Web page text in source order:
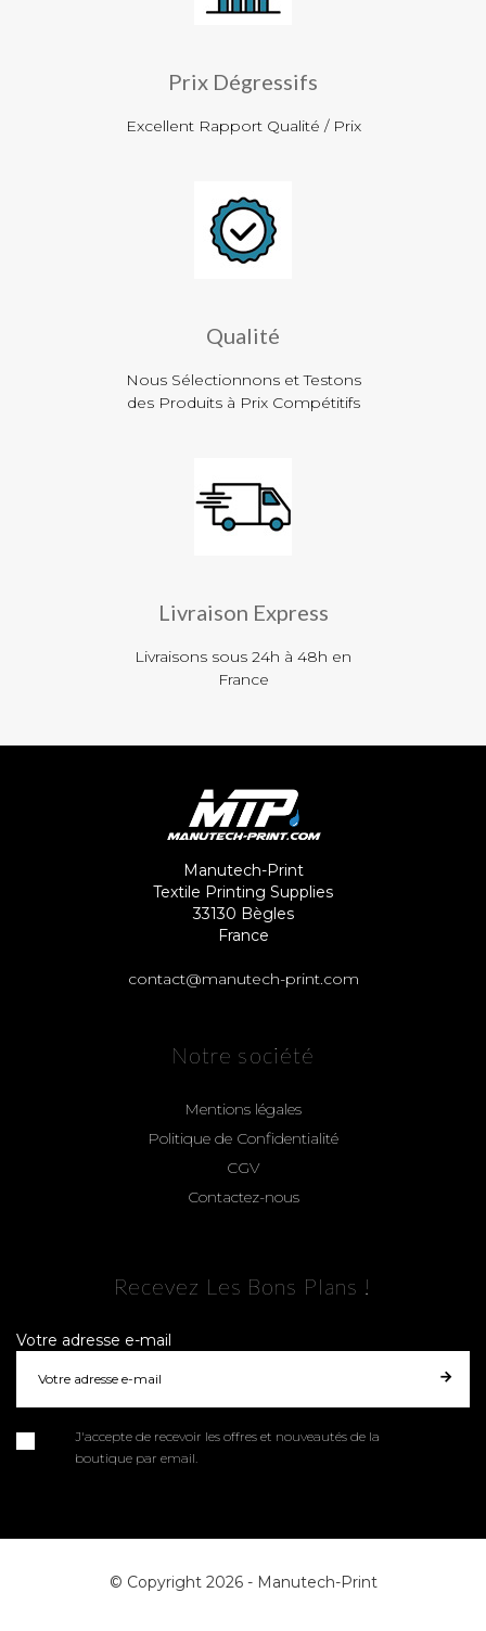
Prix Dégressifs
Excellent Rapport Qualité / Prix
Qualité
Nous Sélectionnons et Testons
des Produits à Prix Compétitifs
Livraison Express
Livraisons sous 24h à 48h en
France
Manutech-Print
Textile Printing Supplies
33130 Bègles
France
contact@manutech-print.com
Notre société
Mentions légales
Politique de Confidentialité
CGV
Contactez-nous
Recevez Les Bons Plans !
Votre adresse e-mail
J'accepte de recevoir les offres et nouveautés de la
boutique par email.
© Copyright 2026 - Manutech-Print